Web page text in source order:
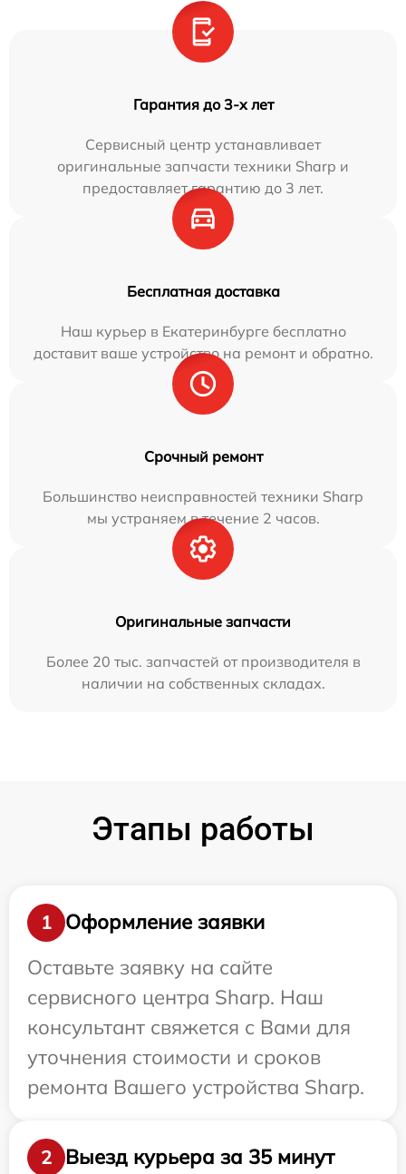
Гарантия до 3-х лет
Сервисный центр устанавливает
оригинальные запчасти техники Sharp и
предоставляет гарантию до 3 лет.
Бесплатная доставка
Наш курьер в Екатеринбурге бесплатно
доставит ваше устройство на ремонт и обратно.
Срочный ремонт
Большинство неисправностей техники Sharp
мы устраняем в течение 2 часов.
Оригинальные запчасти
Более 20 тыс. запчастей от производителя в
наличии на собственных складах.
Этапы работы
1
Оформление заявки
Оставьте заявку на сайте
сервисного центра Sharp. Наш
консультант свяжется с Вами для
уточнения стоимости и сроков
ремонта Вашего устройства Sharp.
2
Выезд курьера за 35 минут